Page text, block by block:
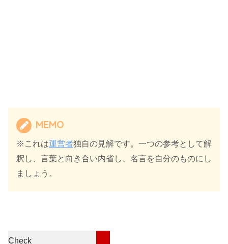
MEMO
※これは運営者独自の見解です。一つの参考として解
釈し、言葉と向き合い内省し、名言を自分のものにし
ましょう。
Check